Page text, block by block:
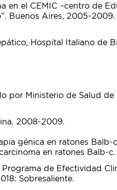
en el CEMIC –centro de
Buenos Aires, 2005-
Hospital Italiano de
por Ministerio de Salud de
2008-2009.
génica en ratones Balb-
en ratones Balb-c.
de Efectividad
Sobresaliente.